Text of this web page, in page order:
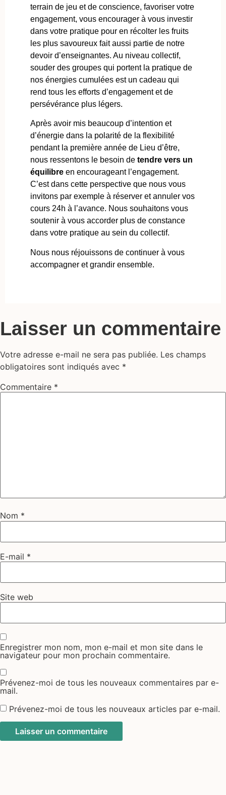
terrain de jeu et de conscience, favoriser votre
engagement, vous encourager à vous investir
dans votre pratique pour en récolter les fruits
les plus savoureux fait aussi partie de notre
devoir d’enseignantes. Au niveau collectif,
souder des groupes qui portent la pratique de
nos énergies cumulées est un cadeau qui
rend tous les efforts d’engagement et de
persévérance plus légers.
Après avoir mis beaucoup d’intention et
d’énergie dans la polarité de la flexibilité
pendant la première année de Lieu d’être,
nous ressentons le besoin de tendre vers un
équilibre en encourageant l’engagement.
C’est dans cette perspective que nous vous
invitons par exemple à réserver et annuler vos
cours 24h à l’avance. Nous souhaitons vous
soutenir à vous accorder plus de constance
dans votre pratique au sein du collectif.
Nous nous réjouissons de continuer à vous
accompagner et grandir ensemble.
Laisser un commentaire
Votre adresse e-mail ne sera pas publiée. Les champs
obligatoires sont indiqués avec *
Commentaire *
Nom *
E-mail *
Site web
Enregistrer mon nom, mon e-mail et mon site dans le
navigateur pour mon prochain commentaire.
Prévenez-moi de tous les nouveaux commentaires par e-
mail.
Prévenez-moi de tous les nouveaux articles par e-mail.